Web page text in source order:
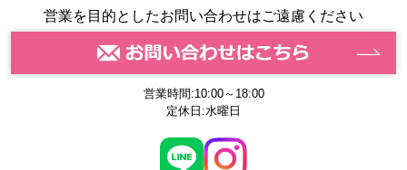
営業を目的としたお問い合わせはご遠慮ください
営業時間:10:00～18:00
定休日:水曜日